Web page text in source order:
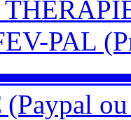
PAL
(Paypal